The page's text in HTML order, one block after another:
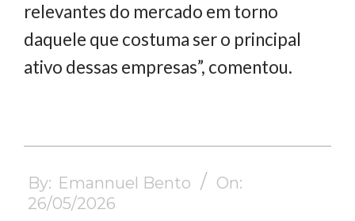
relevantes do mercado em torno
daquele que costuma ser o principal
ativo dessas empresas”, comentou.
05-
26
By: Emannuel Bento
On:
26/05/2026